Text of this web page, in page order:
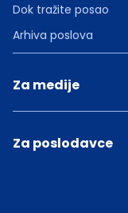
Dok tražite posao
Arhiva poslova
Za medije
Za poslodavce